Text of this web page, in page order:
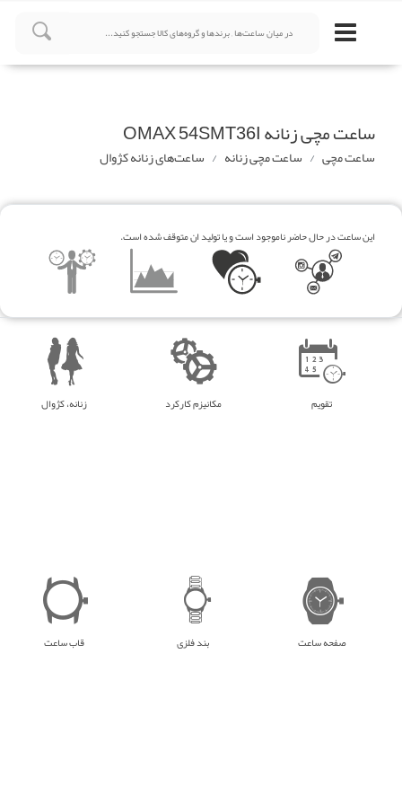
ساعت مچی زنانه OMAX 54SMT36I
ساعت مچی ساعت مچی زنانه ساعت‌های زنانه کژوال
این ساعت در حال حاضر ناموجود است و یا تولید ان متوقف شده است.
زنانه، کژوال مکانیزم کارکرد تقویم
قاب ساعت بند فلزی صفحه ساعت